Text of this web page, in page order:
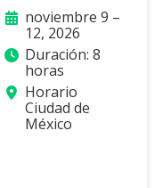
noviembre 9 –
12, 2026
Duración: 8
horas
Horario
Ciudad de
México